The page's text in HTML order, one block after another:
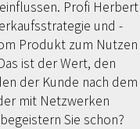
Profi Herbert
und -
Produkt zum Nutzen
ist der Wert, den
der Kunde nach dem
mit Netzwerken
Sie schon?